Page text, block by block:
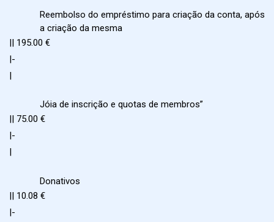
Reembolso do empréstimo para criação da conta, após
a criação da mesma
|| 195.00 €
|-
|
Jóia de inscrição e quotas de membros”
|| 75.00 €
|-
|
Donativos
|| 10.08 €
|-